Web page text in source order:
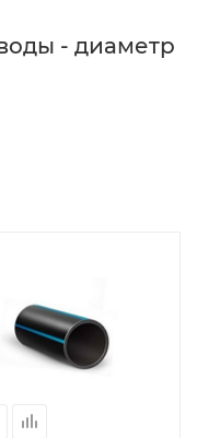
- диаметр